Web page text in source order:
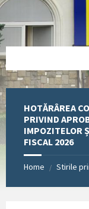
HOTĂRÂREA
PRIVIND
IMPOZITELOR
FISCAL 2026
Home / Stirile